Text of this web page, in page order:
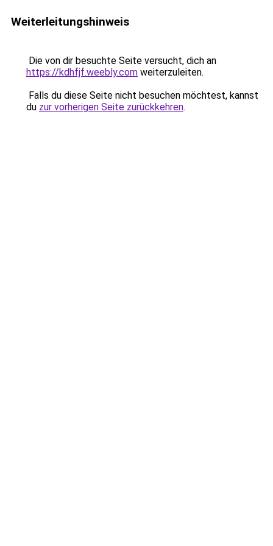
Weiterleitungshinweis
Die von dir besuchte Seite versucht, dich an
https://kdhfjf.weebly.com weiterzuleiten.
Falls du diese Seite nicht besuchen möchtest, kannst
du zur vorherigen Seite zurückkehren.